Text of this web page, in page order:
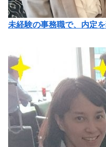
未経験の事務職で、内定